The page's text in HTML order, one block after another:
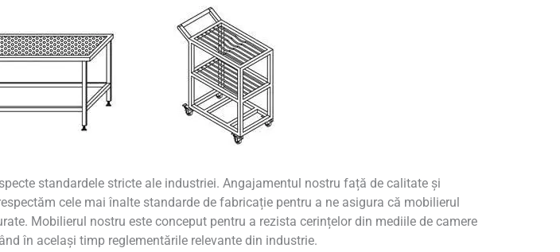
standardele stricte ale industriei. Angajamentul nostru față de calitate și
cele mai înalte standarde de fabricație pentru a ne asigura că mobilierul
Mobilierul nostru este conceput pentru a rezista cerințelor din mediile de camere
în același timp reglementările relevante din industrie.